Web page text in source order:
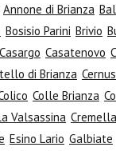
Annone di Brianza
Bosisio Parini Brivio
Casargo Casatenovo
di Brianza
Colle Brianza
Valsassina Cremella
Esino Lario Galbiate